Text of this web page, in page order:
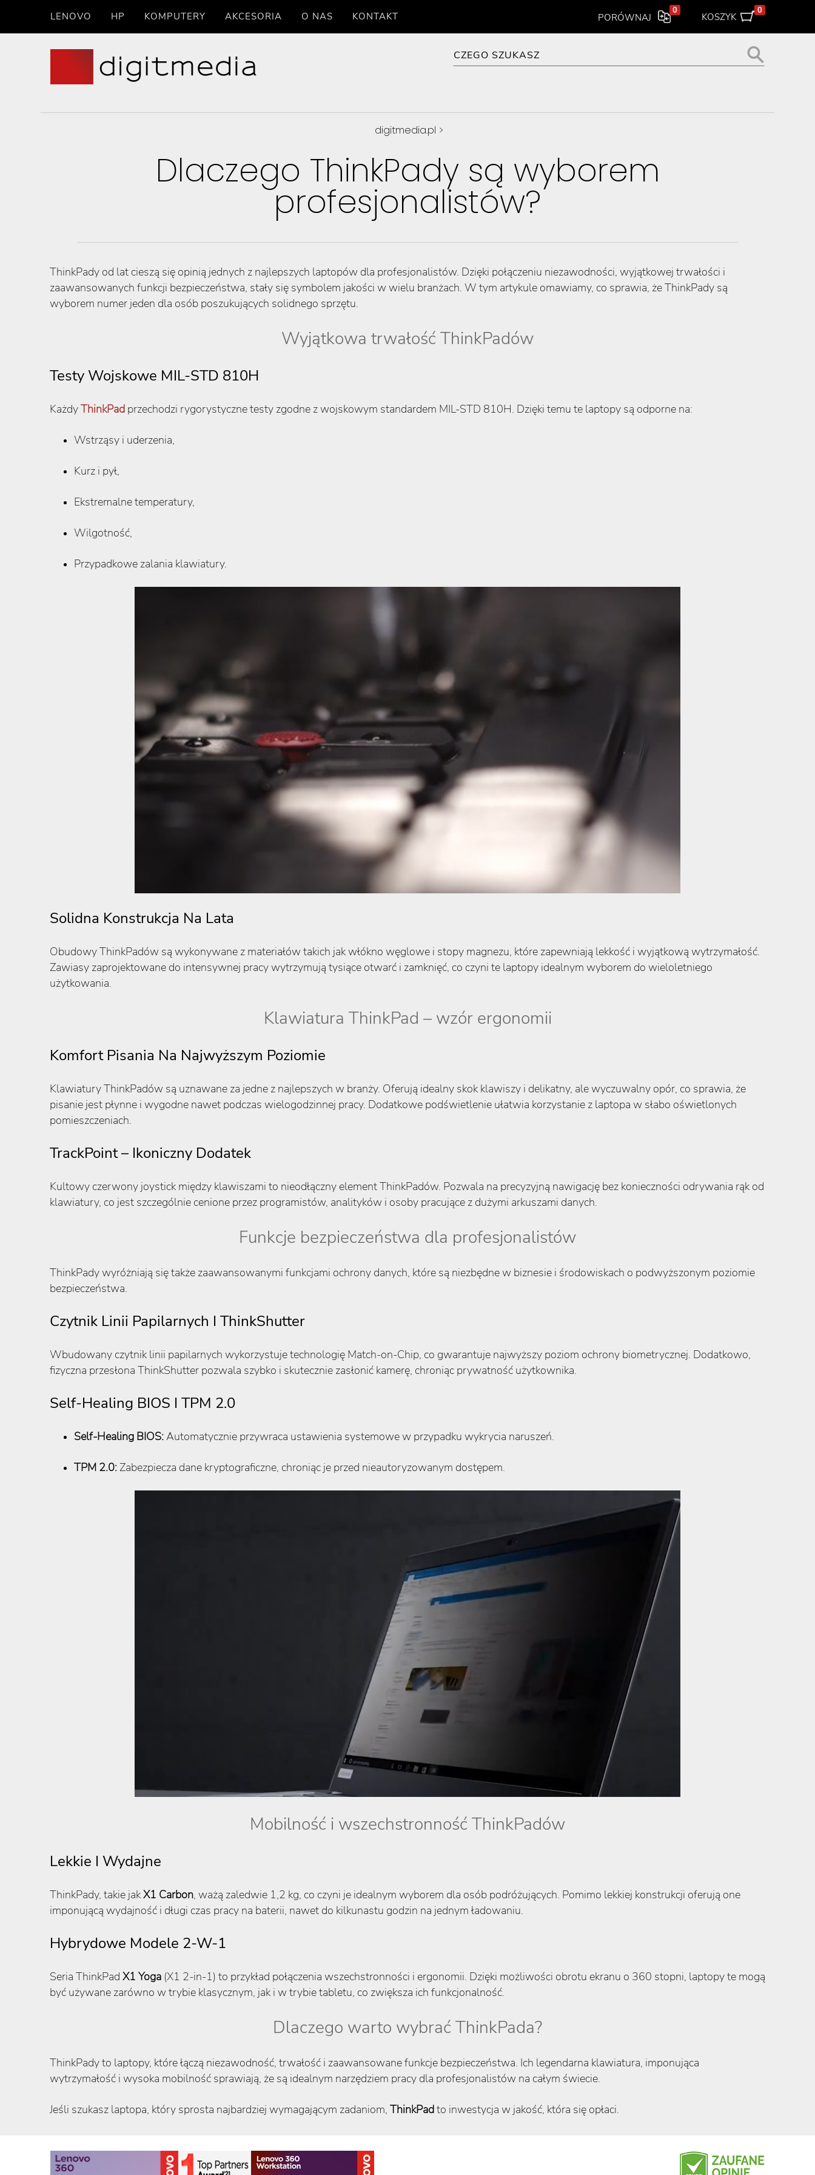
LENOVO HP KOMPUTERY AKCESORIA O NAS KONTAKT PORÓWNAJ
0
KOSZYK
0
digitmedia.pl >
Dlaczego ThinkPady są wyborem
profesjonalistów?
ThinkPady od lat cieszą się opinią jednych z najlepszych laptopów dla profesjonalistów. Dzięki połączeniu niezawodności, wyjątkowej trwałości i
zaawansowanych funkcji bezpieczeństwa, stały się symbolem jakości w wielu branżach. W tym artykule omawiamy, co sprawia, że ThinkPady są
wyborem numer jeden dla osób poszukujących solidnego sprzętu.
Wyjątkowa trwałość ThinkPadów
Testy Wojskowe MIL-STD 810H
KażdyThinkPad przechodzi rygorystyczne testy zgodne z wojskowym standardem MIL-STD 810H. Dzięki temu te laptopy są odporne na:
Wstrząsy i uderzenia,
Kurz i pył,
Ekstremalne temperatury,
Wilgotność,
Przypadkowe zalania klawiatury.
Solidna Konstrukcja Na Lata
Obudowy ThinkPadów są wykonywane z materiałów takich jak włókno węglowe i stopy magnezu, które zapewniają lekkość i wyjątkową wytrzymałość.
Zawiasy zaprojektowane do intensywnej pracy wytrzymują tysiące otwarć i zamknięć, co czyni te laptopy idealnym wyborem do wieloletniego
użytkowania.
Klawiatura ThinkPad – wzór ergonomii
Komfort Pisania Na Najwyższym Poziomie
Klawiatury ThinkPadów są uznawane za jedne z najlepszych w branży. Oferują idealny skok klawiszy i delikatny, ale wyczuwalny opór, co sprawia, że
pisanie jest płynne i wygodne nawet podczas wielogodzinnej pracy. Dodatkowe podświetlenie ułatwia korzystanie z laptopa w słabo oświetlonych
pomieszczeniach.
TrackPoint – Ikoniczny Dodatek
Kultowy czerwony joystick między klawiszami to nieodłączny element ThinkPadów. Pozwala na precyzyjną nawigację bez konieczności odrywania rąk od
klawiatury, co jest szczególnie cenione przez programistów, analityków i osoby pracujące z dużymi arkuszami danych.
Funkcje bezpieczeństwa dla profesjonalistów
ThinkPady wyróżniają się także zaawansowanymi funkcjami ochrony danych, które są niezbędne w biznesie i środowiskach o podwyższonym poziomie
bezpieczeństwa.
Czytnik Linii Papilarnych I ThinkShutter
Wbudowany czytnik linii papilarnych wykorzystuje technologię Match-on-Chip, co gwarantuje najwyższy poziom ochrony biometrycznej. Dodatkowo,
fizyczna przesłona ThinkShutter pozwala szybko i skutecznie zasłonić kamerę, chroniąc prywatność użytkownika.
Self-Healing BIOS I TPM 2.0
Self-Healing BIOS:Automatycznie przywraca ustawienia systemowe w przypadku wykrycia naruszeń.
TPM 2.0: Zabezpiecza dane kryptograficzne, chroniąc je przed nieautoryzowanym dostępem.
Mobilność i wszechstronność ThinkPadów
Lekkie I Wydajne
ThinkPady, takie jakX1 Carbon, ważą zaledwie 1,2 kg, co czyni je idealnym wyborem dla osób podróżujących. Pomimo lekkiej konstrukcji oferują one
imponującą wydajność i długi czas pracy na baterii, nawet do kilkunastu godzin na jednym ładowaniu.
Hybrydowe Modele 2-W-1
Seria ThinkPad X1 Yoga (X1 2-in-1) to przykład połączenia wszechstronności i ergonomii. Dzięki możliwości obrotu ekranu o 360 stopni, laptopy te mogą
być używane zarówno w trybie klasycznym, jak i w trybie tabletu, co zwiększa ich funkcjonalność.
Dlaczego warto wybrać ThinkPada?
ThinkPady to laptopy, które łączą niezawodność, trwałość i zaawansowane funkcje bezpieczeństwa. Ich legendarna klawiatura, imponująca
wytrzymałość i wysoka mobilność sprawiają, że są idealnym narzędziem pracy dla profesjonalistów na całym świecie.
Jeśli szukasz laptopa, który sprosta najbardziej wymagającym zadaniom, ThinkPadto inwestycja w jakość, która się opłaci.